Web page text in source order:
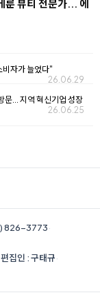
룬 뷰티 전문가... 에
비자가 늘었다"
26.06.29
문... 지역 혁신기업 성장
26.06.25
826-3773·
집인 : 구태규·